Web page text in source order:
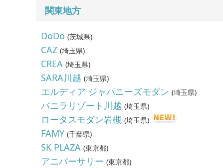
関東地方
DoDo (茨城県)
CAZ (埼玉県)
CREA (埼玉県)
SARA川越 (埼玉県)
エルディア ジャパニーズモダン (埼玉県)
バニラリゾート川越 (埼玉県)
ロータスモダン岩槻 (埼玉県)
FAMY (千葉県)
SK PLAZA (東京都)
アニバーサリー (東京都)